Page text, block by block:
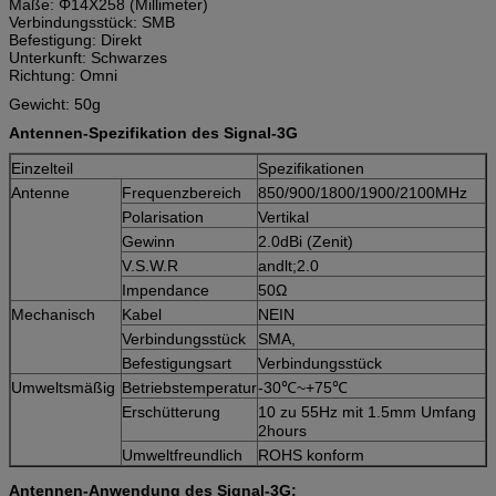
Maße: Φ14X258 (Millimeter)
Verbindungsstück: SMB
Befestigung: Direkt
Unterkunft: Schwarzes
Richtung: Omni
Gewicht: 50g
Antennen-Spezifikation des Signal-3G
Einzelteil
Spezifikationen
Antenne
Frequenzbereich
850/900/1800/1900/2100MHz
Polarisation
Vertikal
Gewinn
2.0dBi (Zenit)
V.S.W.R
andlt;2.0
Impendance
50Ω
Mechanisch
Kabel
NEIN
Verbindungsstück
SMA,
Befestigungsart
Verbindungsstück
Umweltsmäßig Betriebstemperatur-30℃~+75℃
Erschütterung
10 zu 55Hz mit 1.5mm Umfang
2hours
Umweltfreundlich
ROHS konform
Antennen-Anwendung des Signal-3G: